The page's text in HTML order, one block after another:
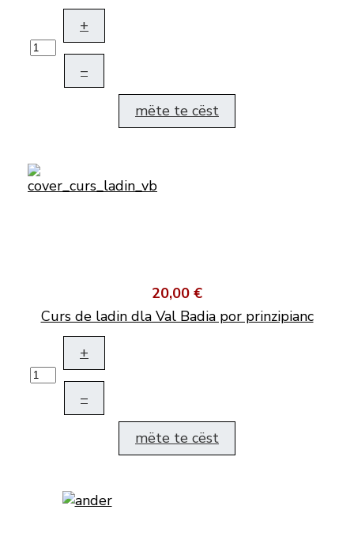
+
–
mëte te cëst
20,00 €
Curs de ladin dla Val Badia por prinzipianc
+
–
mëte te cëst